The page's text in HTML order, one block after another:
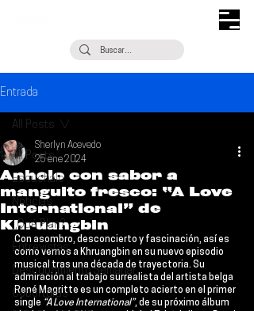
Entrada
All Posts
Escúchalo
Noticias
¿Qué Plan?
Entrevistas
Descubrimiento Semanal
Coberturas
All Posts
Anhelo con sabor a
manguito fresco: “A Love
International” de
Khruangbin
Sherlyn Acevedo
25 ene 2024
Con asombro, desconcierto y fascinación, así es
como vemos a Khruangbin en su nuevo episodio
musical tras una década de trayectoria. Su
admiración al trabajo surrealista del artista belga
René Magritte es un completo acierto en el primer
single “A Love International”, de su próximo álbum